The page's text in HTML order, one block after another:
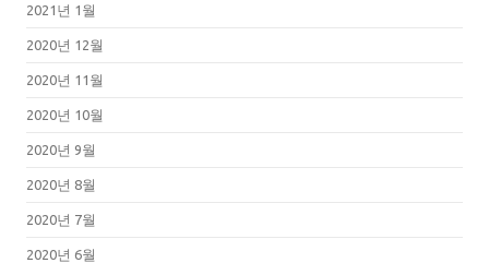
2021년 1월
2020년 12월
2020년 11월
2020년 10월
2020년 9월
2020년 8월
2020년 7월
2020년 6월